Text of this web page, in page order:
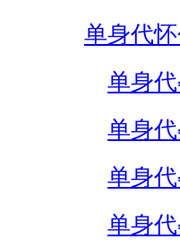
单身代
单身
单身
单身
单身